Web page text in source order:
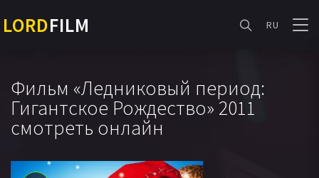
LORDFILM RU
Фильм «Ледниковый период:
Гигантское Рождество» 2011
смотреть онлайн